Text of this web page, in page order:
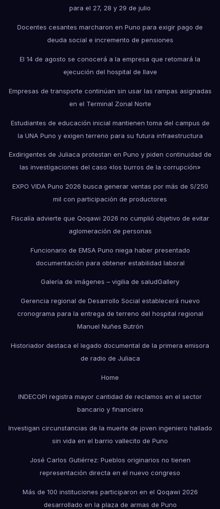
para el 27, 28 y 29 de julio
Docentes cesantes marcharon en Puno para exigir pago de
deuda social e incremento de pensiones
El 14 de agosto se conocerá a la empresa que retomará la
ejecución del hospital de Ilave
Empresas de transporte continúan sin usar las rampas asignadas
en el Terminal Zonal Norte
Estudiantes de educación inicial mantienen toma del campus de
la UNA Puno y exigen terreno para su futura infraestructura
Exdirigentes de Juliaca protestan en Puno y piden continuidad de
las investigaciones del caso «los burros de la corrupción»
EXPO VIDA Puno 2026 busca generar ventas por más de S/250
mil con participación de productores
Fiscalía advierte que Qoqawi 2026 no cumplió objetivo de evitar
aglomeración de personas
Funcionario de EMSA Puno niega haber presentado
documentación para obtener estabilidad laboral
Galería de imágenes – vigilia de saludGallery
Gerencia regional de Desarrollo Social establecerá nuevo
cronograma para la entrega de terreno del hospital regional
Manuel Nuñes Butrón
Historiador destaca el legado documental de la primera emisora
de radio de Juliaca
Home
INDECOPI registra mayor cantidad de reclamos en el sector
bancario y financiero
Investigan circunstancias de la muerte de joven ingeniero hallado
sin vida en el barrio vallecito de Puno
José Carlos Gutiérrez: Pueblos originarios no tienen
representación directa en el nuevo congreso
Más de 100 instituciones participaron en el Qoqawi 2026
desarrollado en la plaza de armas de Puno